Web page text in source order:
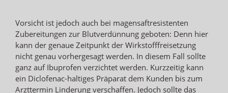
Vorsicht ist jedoch auch bei magensaftresistenten
Zubereitungen zur Blutverdünnung geboten: Denn hier
kann der genaue Zeitpunkt der Wirkstofffreisetzung
nicht genau vorhergesagt werden. In diesem Fall sollte
ganz auf Ibuprofen verzichtet werden. Kurzzeitig kann
ein Diclofenac-haltiges Präparat dem Kunden bis zum
Arzttermin Linderung verschaffen. Jedoch sollte das